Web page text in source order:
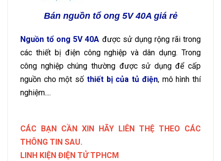
Bán nguồn tổ ong 5V 40A giá rẻ
Nguồn tổ ong 5V 40A được sử dụng rộng rãi trong
các thiết bị điện công nghiệp và dân dụng. Trong
công nghiệp chúng thường được sử dụng để cấp
nguồn cho một số thiết bị của tủ điện, mô hình thí
nghiệm....
CÁC BẠN CẦN XIN HÃY LIÊN THỆ THEO CÁC
THÔNG TIN SAU.
LINH KIỆN ĐIỆN TỬ TPHCM